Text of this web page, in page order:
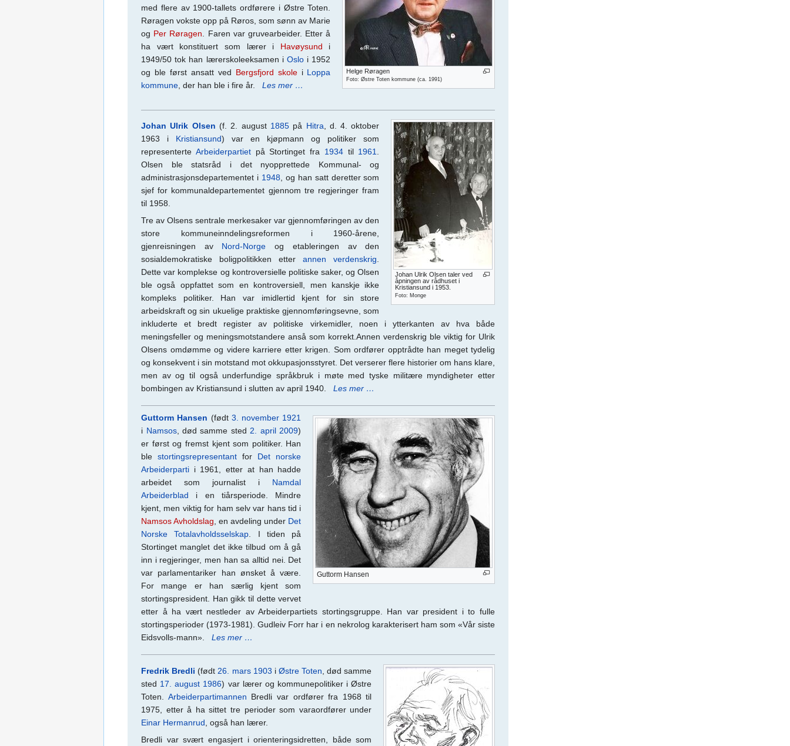
Helge Røragen
Foto: Østre Toten kommune (ca. 1991)
med flere av 1900-tallets ordførere i Østre Toten.
Røragen vokste opp på Røros, som sønn av Marie
og Per Røragen . Faren var gruvearbeider. Etter å
ha vært konstituert som lærer i Havøysund i
1949/50 tok han lærerskoleeksamen iOslo i 1952
og ble først ansatt ved Bergsfjord skolei Loppa
kommune , der han ble i fire år. Les mer …
Johan Ulrik Olsen taler ved
åpningen av rådhuset i
Kristiansund i 1953.
Foto: Monge
Johan Ulrik Olsen (f. 2. august 1885på Hitra, d. 4. oktober
1963 i Kristiansund) var en kjøpmann og politiker som
representerte Arbeiderpartietpå Stortinget fra 1934til 1961.
Olsen ble statsråd i det nyopprettede Kommunal- og
administrasjonsdepartementet i 1948, og han satt deretter som
sjef for kommunaldepartementet gjennom tre regjeringer fram
til 1958.
Tre av Olsens sentrale merkesaker var gjennomføringen av den
store kommuneinndelingsreformen i 1960-årene,
gjenreisningen av Nord-Norge og etableringen av den
sosialdemokratiske boligpolitikken etterannen verdenskrig.
Dette var komplekse og kontroversielle politiske saker, og Olsen
ble også oppfattet som en kontroversiell, men kanskje ikke
kompleks politiker. Han var imidlertid kjent for sin store
arbeidskraft og sin ukuelige praktiske gjennomføringsevne, som
inkluderte et bredt register av politiske virkemidler, noen i ytterkanten av hva både
meningsfeller og meningsmotstandere anså som korrekt.Annen verdenskrig ble viktig for Ulrik
Olsens omdømme og videre karriere etter krigen. Som ordfører opptrådte han meget tydelig
og konsekvent i sin motstand mot okkupasjonsstyret. Det verserer flere historier om hans klare,
men av og til også underfundige språkbruk i møte med tyske militære myndigheter etter
bombingen av Kristiansund i slutten av april 1940. Les mer …
Guttorm Hansen
Guttorm Hansen (født 3. november 1921
i Namsos, død samme sted 2. april 2009)
er først og fremst kjent som politiker. Han
blestortingsrepresentant for Det norske
Arbeiderparti i 1961, etter at han hadde
arbeidet som journalist i Namdal
Arbeiderblad i en tiårsperiode. Mindre
kjent, men viktig for ham selv var hans tid i
Namsos Avholdslag , en avdeling under Det
Norske Totalavholdsselskap . I tiden på
Stortinget manglet det ikke tilbud om å gå
inn i regjeringer, men han sa alltid nei. Det
var parlamentariker han ønsket å være.
For mange er han særlig kjent som
stortingspresident. Han gikk til dette vervet
etter å ha vært nestleder av Arbeiderpartiets stortingsgruppe. Han var president i to fulle
stortingsperioder (1973-1981). Gudleiv Forr har i en nekrolog karakterisert ham som «Vår siste
Eidsvolls-mann». Les mer …
Fredrik Bredli (født 26. mars 1903 i Østre Toten , død samme
sted 17. august 1986) var lærer og kommunepolitiker i Østre
Toten. Arbeiderpartimannen Bredli var ordfører fra 1968 til
1975, etter å ha sittet tre perioder som varaordfører under
Einar Hermanrud , også han lærer.
Bredli var svært engasjert i orienteringsidretten, både som